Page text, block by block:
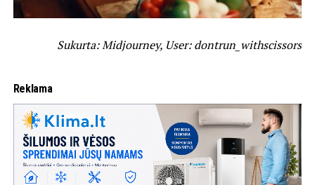
Sukurta: Midjourney, User: dontrun_withscissors
Reklama